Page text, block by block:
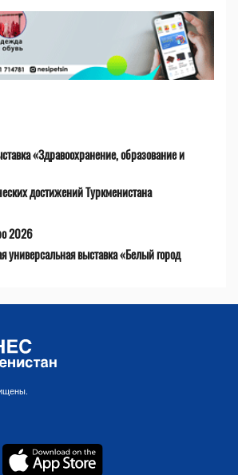
«Здравоохранение, образование и
достижений Туркменистана
2026
универсальная выставка «Белый город